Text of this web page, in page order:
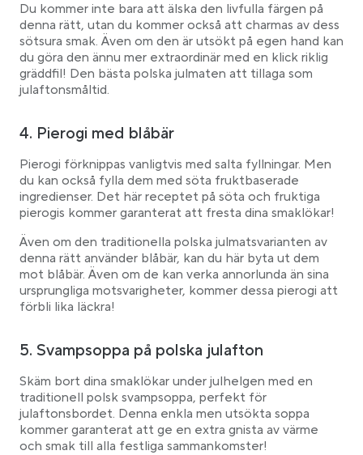
Du kommer inte bara att älska den livfulla färgen på
denna rätt, utan du kommer också att charmas av dess
sötsura smak. Även om den är utsökt på egen hand kan
du göra den ännu mer extraordinär med en klick riklig
gräddfil! Den bästa polska julmaten att tillaga som
julaftonsmåltid.
4. Pierogi med blåbär
Pierogi förknippas vanligtvis med salta fyllningar. Men
du kan också fylla dem med söta fruktbaserade
ingredienser. Det här receptet på söta och fruktiga
pierogis kommer garanterat att fresta dina smaklökar!
Även om den traditionella polska julmatsvarianten av
denna rätt använder blåbär, kan du här byta ut dem
mot blåbär. Även om de kan verka annorlunda än sina
ursprungliga motsvarigheter, kommer dessa pierogi att
förbli lika läckra!
5. Svampsoppa på polska julafton
Skäm bort dina smaklökar under julhelgen med en
traditionell polsk svampsoppa, perfekt för
julaftonsbordet. Denna enkla men utsökta soppa
kommer garanterat att ge en extra gnista av värme
och smak till alla festliga sammankomster!